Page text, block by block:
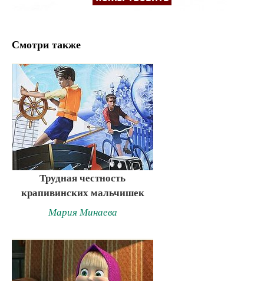
Смотри также
Трудная честность
крапивинских мальчишек
Мария Минаева